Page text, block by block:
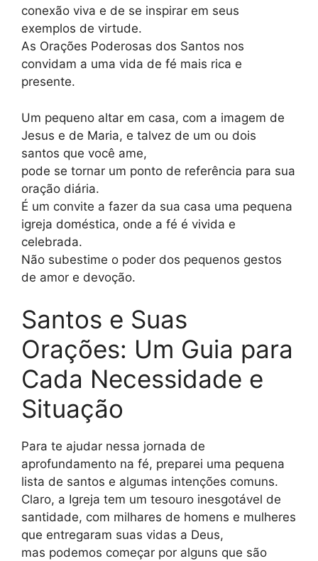
conexão viva e de se inspirar em seus
exemplos de virtude.
As Orações Poderosas dos Santos nos
convidam a uma vida de fé mais rica e
presente.
Um pequeno altar em casa, com a imagem de
Jesus e de Maria, e talvez de um ou dois
santos que você ame,
pode se tornar um ponto de referência para sua
oração diária.
É um convite a fazer da sua casa uma pequena
igreja doméstica, onde a fé é vivida e
celebrada.
Não subestime o poder dos pequenos gestos
de amor e devoção.
Santos e Suas
Orações: Um Guia para
Cada Necessidade e
Situação
Para te ajudar nessa jornada de
aprofundamento na fé, preparei uma pequena
lista de santos e algumas intenções comuns.
Claro, a Igreja tem um tesouro inesgotável de
santidade, com milhares de homens e mulheres
que entregaram suas vidas a Deus,
mas podemos começar por alguns que são